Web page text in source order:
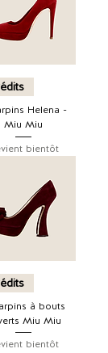
Helena -
Miu Miu
bientôt
à bouts
Miu Miu
bientôt